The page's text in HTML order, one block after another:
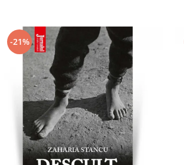
-21%